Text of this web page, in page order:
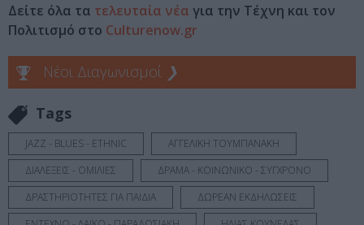
Δείτε όλα τα τελευταία νέα για την Τέχνη και τον
Πολιτισμό στο Culturenow.gr
Νέοι Διαγωνισμοί ❯
Tags
JAZZ - BLUES - ETHNIC
ΑΓΓΕΛΙΚΗ ΤΟΥΜΠΑΝΑΚΗ
ΔΙΑΛΕΞΕΙΣ - ΟΜΙΛΙΕΣ
ΔΡΑΜΑ - ΚΟΙΝΩΝΙΚΟ - ΣΥΓΧΡΟΝΟ
ΔΡΑΣΤΗΡΙΟΤΗΤΕΣ ΓΙΑ ΠΑΙΔΙΑ
ΔΩΡΕΑΝ ΕΚΔΗΛΩΣΕΙΣ